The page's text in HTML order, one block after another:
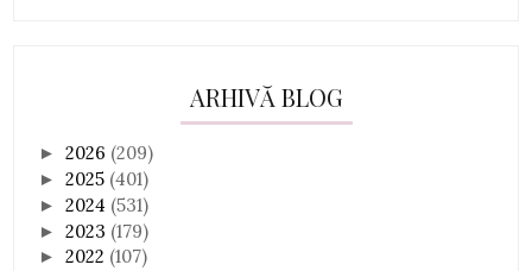
ARHIVĂ BLOG
►2026 (209)
►2025 (401)
►2024 (531)
►2023 (179)
►2022 (107)